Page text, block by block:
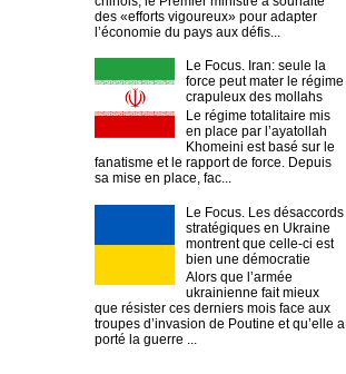
des «efforts vigoureux» pour adapter
l’économie du pays aux défis...
Le Focus. Iran: seule la
force peut mater le régime
crapuleux des mollahs
Le régime totalitaire mis
en place par l’ayatollah
Khomeini est basé sur le
fanatisme et le rapport de force. Depuis
sa mise en place, fac...
Le Focus. Les désaccords
stratégiques en Ukraine
montrent que celle-ci est
bien une démocratie
Alors que l’armée
ukrainienne fait mieux
que résister ces derniers mois face aux
troupes d’invasion de Poutine et qu’elle a
porté la guerre ...